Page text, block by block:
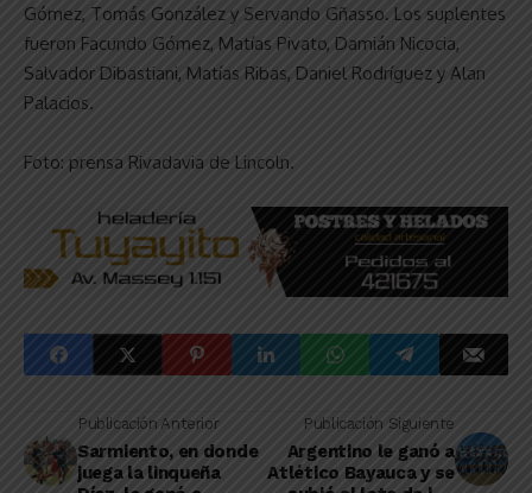
Gómez, Tomás González y Servando Gñasso. Los suplentes
fueron Facundo Gómez, Matías Pivato, Damián Nicocia,
Salvador Dibastiani, Matías Ribas, Daniel Rodríguez y Alan
Palacios.
Foto: prensa Rivadavia de Lincoln.
Publicación Anterior
Sarmiento, en donde
juega la linqueña
Publicación Siguiente
Argentino le ganó a
Atlético Bayauca y se